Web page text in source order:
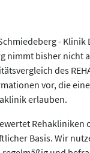
- Klinik
nimmt bisher nicht
des
vor, die
erlauben.
Basis. Wir